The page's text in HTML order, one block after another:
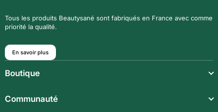
Tous les produits Beautysané sont fabriqués en France avec comme
priorité la qualité.
En savoir plus
Boutique
Communauté